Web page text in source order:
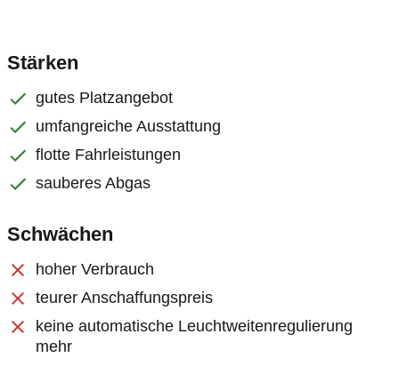
Stärken
gutes Platzangebot
umfangreiche Ausstattung
flotte Fahrleistungen
sauberes Abgas
Schwächen
hoher Verbrauch
teurer Anschaffungspreis
keine automatische Leuchtweitenregulierung
mehr